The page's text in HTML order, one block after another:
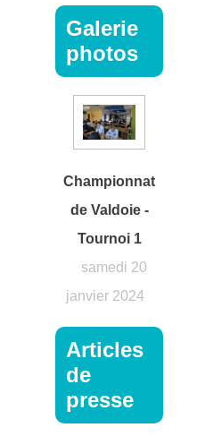
Galerie
photos
Championnat
de Valdoie -
Tournoi 1
samedi 20
janvier 2024
Articles
de
presse